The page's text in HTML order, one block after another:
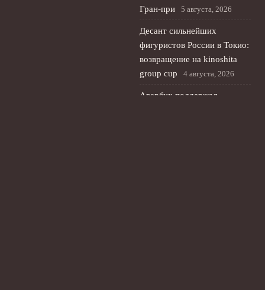
Гран-при
5 августа, 2026
Десант сильнейших
фигуристов России в Токио:
возвращение на kinoshita
group cup
4 августа, 2026
Авербух поддержал